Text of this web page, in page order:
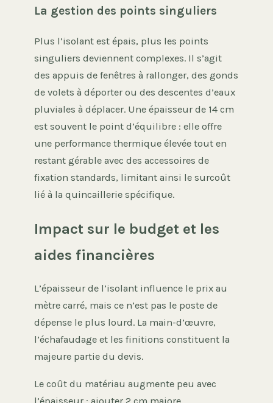
La gestion des points singuliers
Plus l’isolant est épais, plus les points
singuliers deviennent complexes. Il s’agit
des appuis de fenêtres à rallonger, des gonds
de volets à déporter ou des descentes d’eaux
pluviales à déplacer. Une épaisseur de 14 cm
est souvent le point d’équilibre : elle offre
une performance thermique élevée tout en
restant gérable avec des accessoires de
fixation standards, limitant ainsi le surcoût
lié à la quincaillerie spécifique.
Impact sur le budget et les
aides financières
L’épaisseur de l’isolant influence le prix au
mètre carré, mais ce n’est pas le poste de
dépense le plus lourd. La main-d’œuvre,
l’échafaudage et les finitions constituent la
majeure partie du devis.
Le coût du matériau augmente peu avec